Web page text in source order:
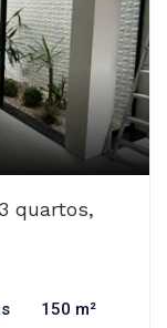
quartos,
150 m²